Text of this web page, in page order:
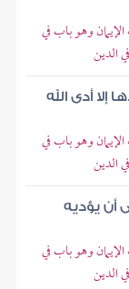
وهو باب في
الدين
إلا أدى الله
وهو باب في
الدين
أن يؤديه
وهو باب في
الدين